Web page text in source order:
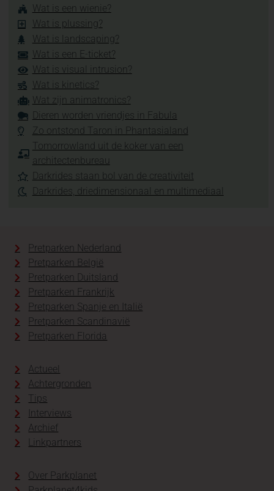
Wat is een wienie?
Wat is plussing?
Wat is landscaping?
Wat is een E-ticket?
Wat is visual intrusion?
Wat is kinetics?
Wat zijn animatronics?
Dieren worden vriendjes in Fabula
Zo ontstond Taron in Phantasialand
Tomorrowland uit de koker van een
architectenbureau
Darkrides staan bol van de creativiteit
Darkrides, driedimensionaal en multimediaal
Pretparken Nederland
Pretparken België
Pretparken Duitsland
Pretparken Frankrijk
Pretparken Spanje en Italië
Pretparken Scandinavië
Pretparken Florida
Actueel
Achtergronden
Tips
Interviews
Archief
Linkpartners
Over Parkplanet